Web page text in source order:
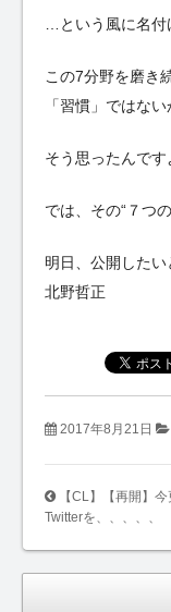
…という風に名付
この7分野を磨き
「習慣」ではない
そう思ったんです
では、その“７つ
明日、公開したい
北野哲正
2017年8月21日
【CL】【再開】
Twitterを、、、、、